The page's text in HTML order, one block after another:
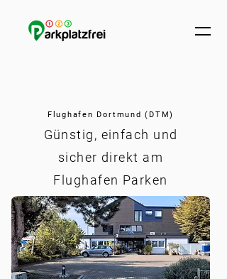
Flughafen Dortmund (DTM)
Günstig, einfach und
sicher direkt am
Flughafen Parken